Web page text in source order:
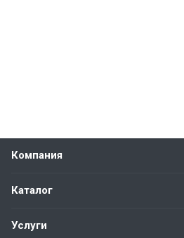
Компания
Каталог
Услуги